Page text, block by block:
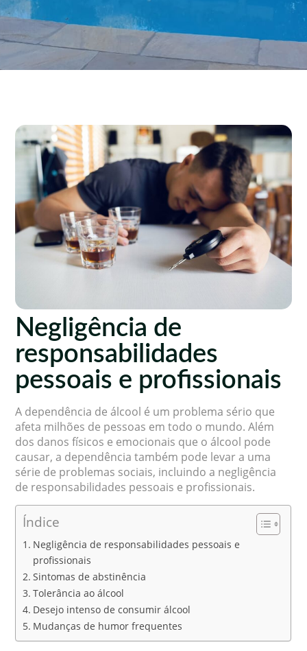
Negligência de
responsabilidades
pessoais e profissionais
A dependência de álcool é um problema sério que
afeta milhões de pessoas em todo o mundo. Além
dos danos físicos e emocionais que o álcool pode
causar, a dependência também pode levar a uma
série de problemas sociais, incluindo a negligência
de responsabilidades pessoais e profissionais.
Índice
Negligência de responsabilidades pessoais e
profissionais
Sintomas de abstinência
Tolerância ao álcool
Desejo intenso de consumir álcool
Mudanças de humor frequentes